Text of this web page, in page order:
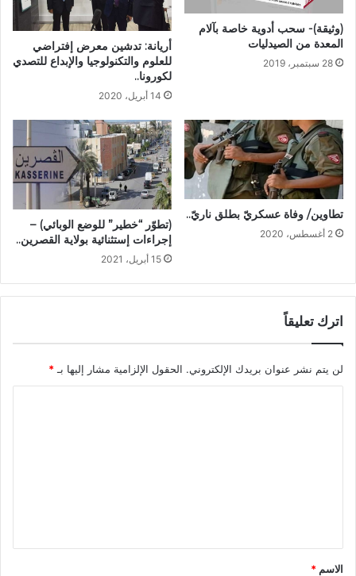
(وثيقة)- سحب أدوية خاصة بآلام
المعدة من الصيدليات
28 سبتمبر، 2019
أريانة: تدشين معرض إفتراضي
للعلوم والتكنولوجيا والإبداع للتصدي
لكورونا..
14 أبريل، 2020
تطاوين/ وفاة عسكريّ بطلق ناريّ..
2 أغسطس، 2020
(تطوّر “خطير” للوضع الوبائي) –
إجراءات إستثنائية بولاية القصرين..
15 أبريل، 2021
اترك تعليقاً
لن يتم نشر عنوان بريدك الإلكتروني. الحقول الإلزامية مشار إليها بـ *
*
الاسم *